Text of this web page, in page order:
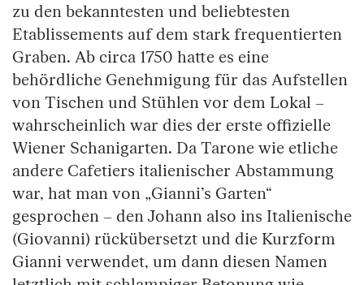
zu den bekanntesten und beliebtesten
Etablissements auf dem stark frequentierten
Graben. Ab circa 1750 hatte es eine
behördliche Genehmigung für das Aufstellen
von Tischen und Stühlen vor dem Lokal –
wahrscheinlich war dies der erste offizielle
Wiener Schanigarten. Da Tarone wie etliche
andere Cafetiers italienischer Abstammung
war, hat man von „Gianni’s Garten“
gesprochen – den Johann also ins Italienische
(Giovanni) rückübersetzt und die Kurzform
Gianni verwendet, um dann diesen Namen